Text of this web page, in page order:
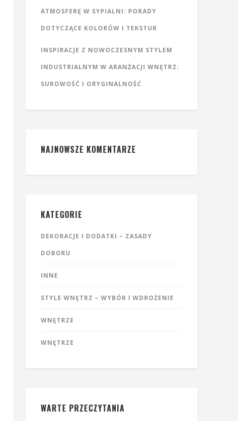
ATMOSFERĘ W SYPIALNI: PORADY
DOTYCZĄCE KOLORÓW I TEKSTUR
INSPIRACJE Z NOWOCZESNYM STYLEM
INDUSTRIALNYM W ARANŻACJI WNĘTRZ:
SUROWOŚĆ I ORYGINALNOŚĆ
NAJNOWSZE KOMENTARZE
KATEGORIE
DEKORACJE I DODATKI – ZASADY
DOBORU
INNE
STYLE WNĘTRZ – WYBÓR I WDROŻENIE
WNĘTRZE
WNĘTRZE
WARTE PRZECZYTANIA